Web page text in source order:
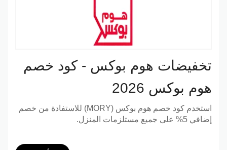
تخفيضات هوم بوكس - كود خصم
هوم بوكس 2026
استخدم كود خصم هوم بوكس (MORY) للاستفادة من خصم
إضافي 5% على جميع مستلزمات المنزل.